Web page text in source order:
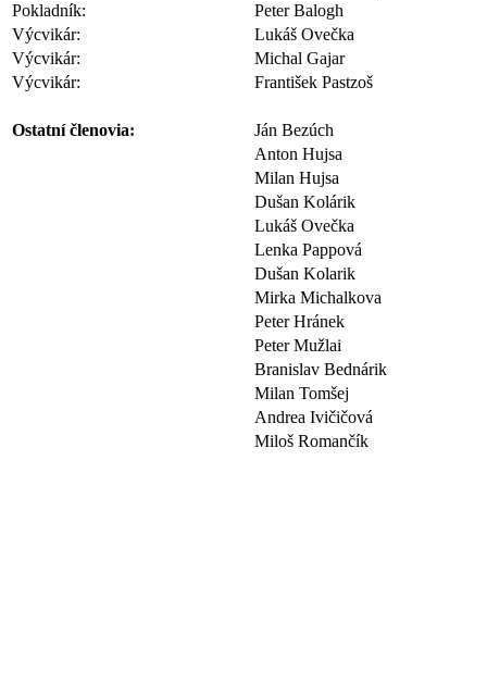
Pokladník:
Peter Balogh
Výcvikár:
Lukáš Ovečka
Výcvikár:
Michal Gajar
Výcvikár:
František Pastzoš
Ostatní členovia:
Ján Bezúch
Anton Hujsa
Milan Hujsa
Dušan Kolárik
Lukáš Ovečka
Lenka Pappová
Dušan Kolarik
Mirka Michalkova
Peter Hránek
Peter Mužlai
Branislav Bednárik
Milan Tomšej
Andrea Ivičičová
Miloš Romančík